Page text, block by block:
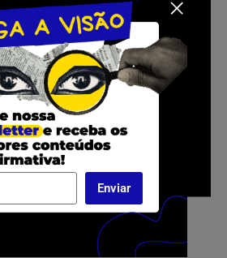
Enviar